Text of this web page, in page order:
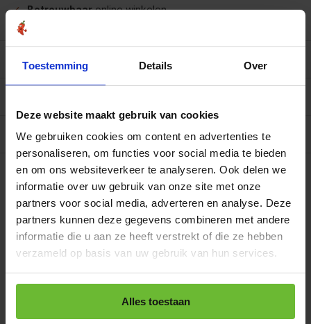
Toestemming Details Over
Deze website maakt gebruik van cookies
We gebruiken cookies om content en advertenties te
personaliseren, om functies voor social media te bieden
en om ons websiteverkeer te analyseren. Ook delen we
informatie over uw gebruik van onze site met onze
partners voor social media, adverteren en analyse. Deze
partners kunnen deze gegevens combineren met andere
informatie die u aan ze heeft verstrekt of die ze hebben
verzameld op basis van uw gebruik van hun services.
Alles toestaan
Betrouwbaaronline winkelen
Beschrijving
Allergenen/voedingswaarden per 100 gram
Op werkdagen voor 15.00 uur besteld, dezelfde dag
verzonden.
Zakje 80 gram
Art# 16733S
Op voorraad
€2,15
Strooibus 250 gram
Art# 16733Z
Op voorraad
€4,50
€8,95
Totaal:€8,95